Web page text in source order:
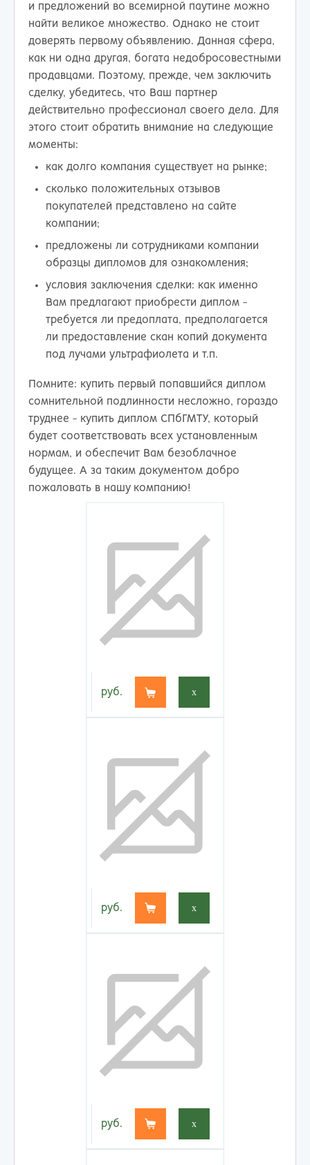
и предложений во всемирной паутине можно
найти великое множество. Однако не стоит
доверять первому объявлению. Данная сфера,
как ни одна другая, богата недобросовестными
продавцами. Поэтому, прежде, чем заключить
сделку, убедитесь, что Ваш партнер
действительно профессионал своего дела. Для
этого стоит обратить внимание на следующие
моменты:
как долго компания существует на рынке;
сколько положительных отзывов
покупателей представлено на сайте
компании;
предложены ли сотрудниками компании
образцы дипломов для ознакомления;
условия заключения сделки: как именно
Вам предлагают приобрести диплом -
требуется ли предоплата, предполагается
ли предоставление скан копий документа
под лучами ультрафиолета и т.п.
Помните: купить первый попавшийся диплом
сомнительной подлинности несложно, гораздо
труднее - купить диплом СПбГМТУ, который
будет соответствовать всех установленным
нормам, и обеспечит Вам безоблачное
будущее. А за таким документом добро
пожаловать в нашу компанию!
руб. x
руб. x
руб. x